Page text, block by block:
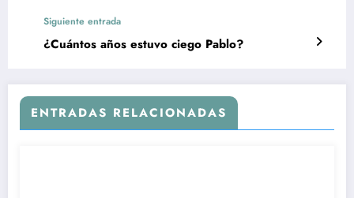
Siguiente entrada
¿Cuántos años estuvo ciego Pablo?
ENTRADAS RELACIONADAS